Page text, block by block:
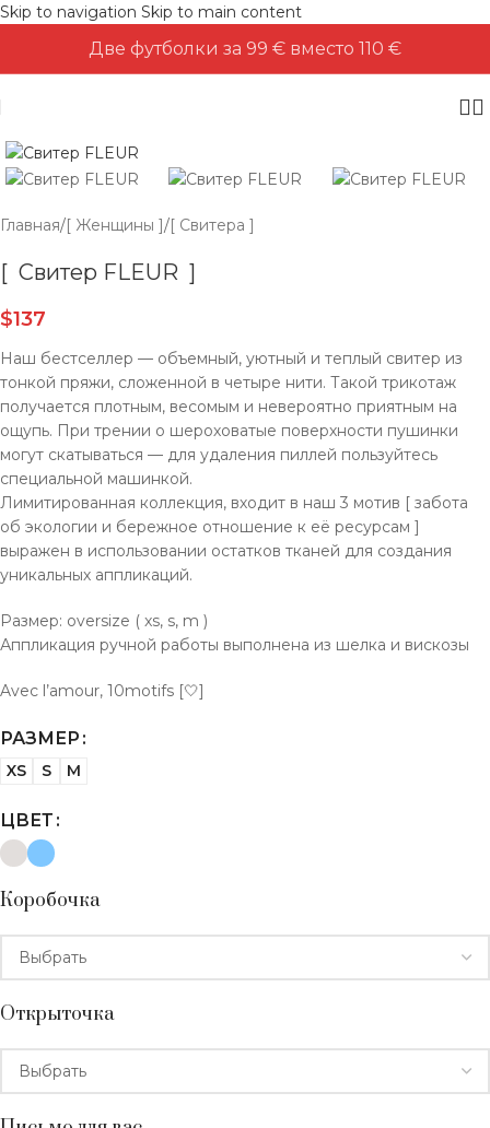
Skip to navigation Skip to main content
Две футболки за 99 € вместо 110 €
Главная/[ Женщины ]/[ Свитера ]
[ Свитер FLEUR ]
$137
Наш бестселлер — объемный, уютный и теплый свитер из
тонкой пряжи, сложенной в четыре нити. Такой трикотаж
получается плотным, весомым и невероятно приятным на
ощупь. При трении о шероховатые поверхности пушинки
могут скатываться — для удаления пиллей пользуйтесь
специальной машинкой.
Лимитированная коллекция, входит в наш 3 мотив [ забота
об экологии и бережное отношение к её ресурсам ]
выражен в использовании остатков тканей для создания
уникальных аппликаций.
Размер: oversize ( xs, s, m )
Аппликация ручной работы выполнена из шелка и вискозы
Avec l’amour, 10motifs [🤍]
РАЗМЕР
XS S M
ЦВЕТ
Коробочка
Открыточка